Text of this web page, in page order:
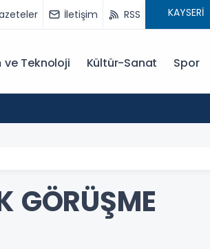
İletişim RSS
ve Teknoloji Kültür-Sanat Spor
GÖRÜŞME